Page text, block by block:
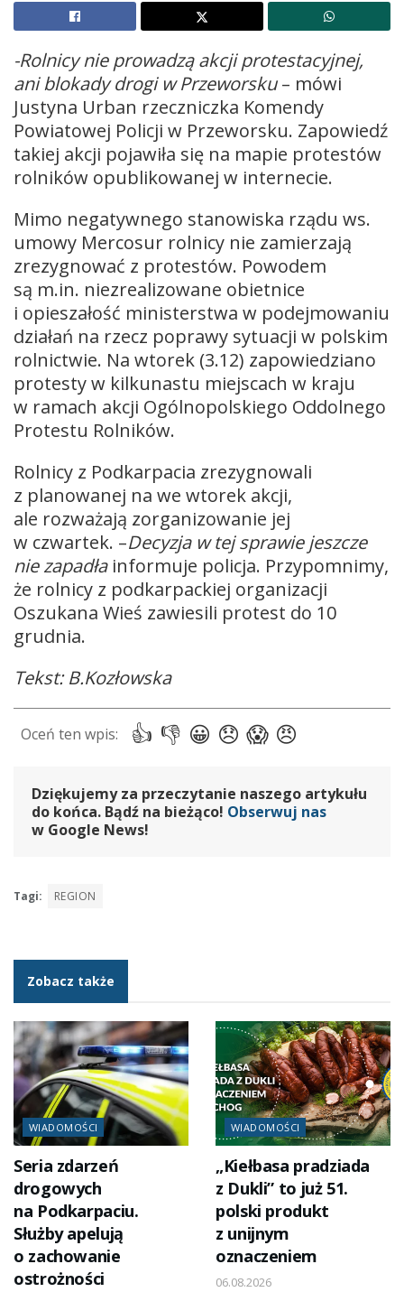
-Rolnicy nie prowadzą akcji protestacyjnej,
ani blokady drogi w Przeworsku– mówi
Justyna Urban rzeczniczka Komendy
Powiatowej Policji w Przeworsku. Zapowiedź
takiej akcji pojawiła się na mapie protestów
rolników opublikowanej w internecie.
Mimo negatywnego stanowiska rządu ws.
umowy Mercosur rolnicy nie zamierzają
zrezygnować z protestów. Powodem
są m.in. niezrealizowane obietnice
i opieszałość ministerstwa w podejmowaniu
działań na rzecz poprawy sytuacji w polskim
rolnictwie. Na wtorek (3.12) zapowiedziano
protesty w kilkunastu miejscach w kraju
w ramach akcji Ogólnopolskiego Oddolnego
Protestu Rolników.
Rolnicy z Podkarpacia zrezygnowali
z planowanej na we wtorek akcji,
ale rozważają zorganizowanie jej
w czwartek. –Decyzja w tej sprawie jeszcze
nie zapadłainformuje policja. Przypomnimy,
że rolnicy z podkarpackiej organizacji
Oszukana Wieś zawiesili protest do 10
grudnia.
Tekst: B.Kozłowska
Dziękujemy za przeczytanie naszego artykułu
do końca. Bądź na bieżąco! Obserwuj nas
w Google News!
Tagi: REGION
Zobacz także
WIADOMOŚCI
Seria zdarzeń
drogowych
na Podkarpaciu.
Służby apelują
o zachowanie
ostrożności
WIADOMOŚCI
„Kiełbasa pradziada
z Dukli” to już 51.
polski produkt
z unijnym
oznaczeniem
06.08.2026